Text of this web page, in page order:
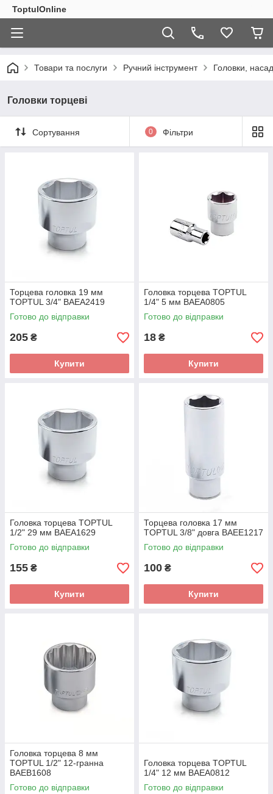
ToptulOnline
Товари та послуги Ручний інструмент Головки,
Головки торцеві
Сортування 0 Фільтри
Торцева головка 19 мм
TOPTUL 3/4" BAEA2419
Готово до відправки
205 ₴
Купити
Головка торцева TOPTUL
1/4" 5 мм BAEA0805
Готово до відправки
18 ₴
Купити
Головка торцева TOPTUL
1/2" 29 мм BAEA1629
Готово до відправки
155 ₴
Купити
Торцева головка 17 мм
TOPTUL 3/8" довга BAEE1217
Готово до відправки
100 ₴
Купити
Головка торцева 8 мм
TOPTUL 1/2" 12-гранна
BAEB1608
Готово до відправки
Головка торцева TOPTUL
1/4" 12 мм BAEA0812
Готово до відправки